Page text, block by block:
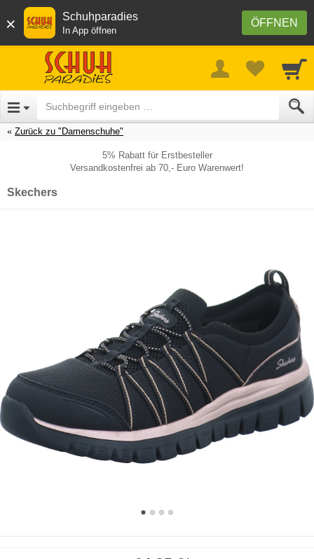
× ÖFFNEN
Schuhparadies
In App öffnen
Zurück zu "Damenschuhe"
5% Rabatt für Erstbesteller
Versandkostenfrei ab 70,- Euro Warenwert!
Skechers